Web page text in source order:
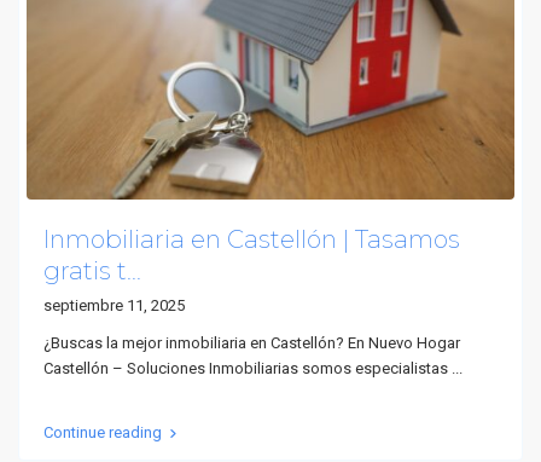
Inmobiliaria en Castellón | Tasamos
gratis t...
septiembre 11, 2025
¿Buscas la mejor inmobiliaria en Castellón? En Nuevo Hogar
Castellón – Soluciones Inmobiliarias somos especialistas ...
Continue reading